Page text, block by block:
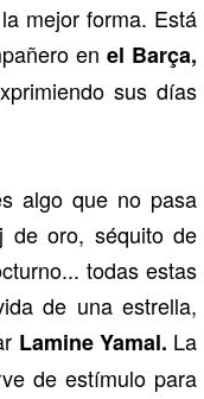
mejor forma. Está
en el Barça,
sus días
algo que no pasa
de oro, séquito de
todas estas
de una estrella,
Lamine Yamal. La
de estímulo para